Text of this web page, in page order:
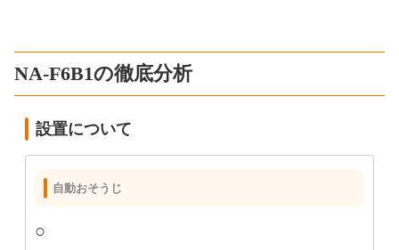
NA-F6B1の徹底分析
設置について
自動おそうじ
○